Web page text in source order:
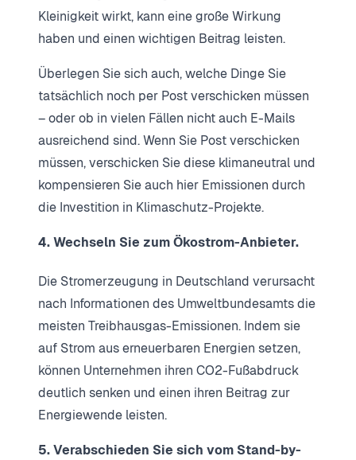
Kleinigkeit wirkt, kann eine große Wirkung
haben und einen wichtigen Beitrag leisten.
Überlegen Sie sich auch, welche Dinge Sie
tatsächlich noch per Post verschicken müssen
– oder ob in vielen Fällen nicht auch E-Mails
ausreichend sind. Wenn Sie Post verschicken
müssen, verschicken Sie diese klimaneutral und
kompensieren Sie auch hier Emissionen durch
die Investition in Klimaschutz-Projekte.
4. Wechseln Sie zum Ökostrom-Anbieter.
Die Stromerzeugung in Deutschland verursacht
nach Informationen des Umweltbundesamts die
meisten Treibhausgas-Emissionen. Indem sie
auf Strom aus erneuerbaren Energien setzen,
können Unternehmen ihren CO2-Fußabdruck
deutlich senken und einen ihren Beitrag zur
Energiewende leisten.
5. Verabschieden Sie sich vom Stand-by-